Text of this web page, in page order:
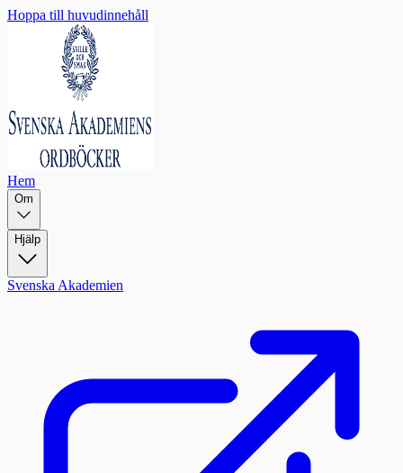
Hoppa till huvudinnehåll
Hem
Om
Hjälp
Svenska Akademien